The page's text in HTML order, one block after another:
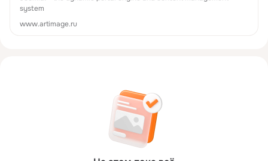
system
www.artimage.ru